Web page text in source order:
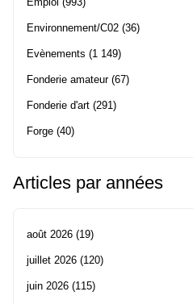
Environnement/C02 (36)
Evènements (1 149)
Fonderie amateur(67)
Fonderie d'art (291)
Forge (40)
Articles par années
août 2026 (19)
juillet 2026 (120)
juin 2026 (115)